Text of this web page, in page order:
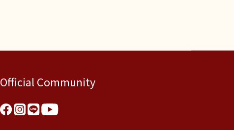
Official Community